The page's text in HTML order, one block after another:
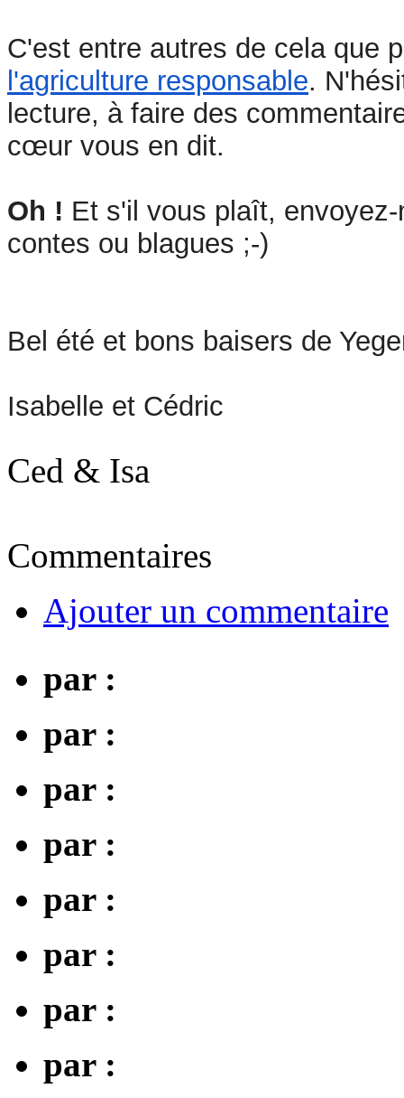
C'est entre autres de cela que
l'agriculture responsable.
lecture, à faire des
cœur vous en dit.
Oh ! Et s'il vous plaît,
contes ou blagues ;-)
Bel été et bons baisers de
Isabelle et Cédric
Ced & Isa
Commentaires
Ajouter un commentaire
par :
par :
par :
par :
par :
par :
par :
par :